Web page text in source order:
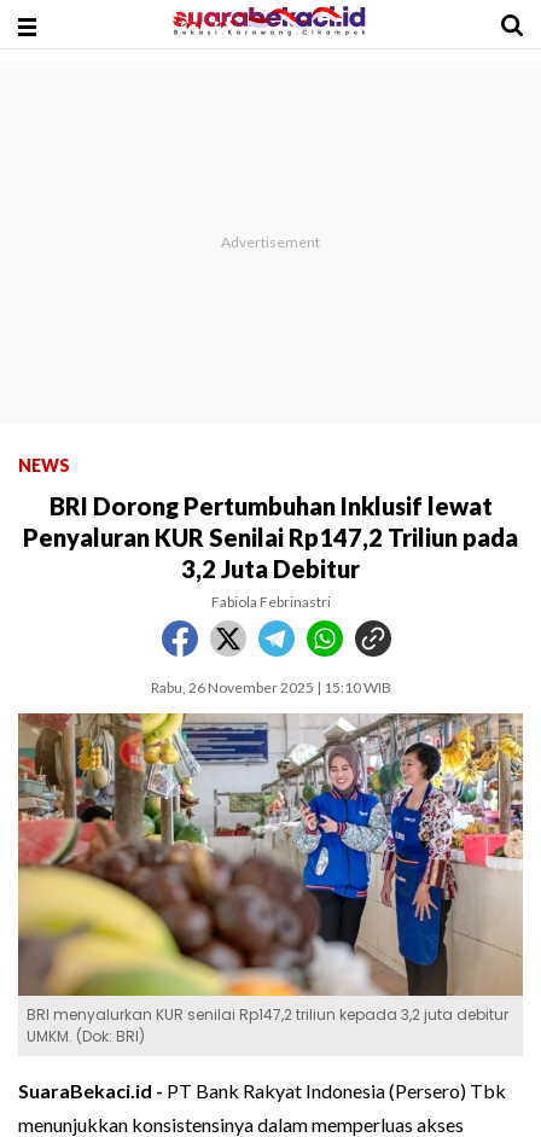
NEWS
BRI Dorong Pertumbuhan Inklusif lewat
Penyaluran KUR Senilai Rp147,2 Triliun pada
3,2 Juta Debitur
Fabiola Febrinastri
Rabu, 26 November 2025 | 15:10 WIB
BRI menyalurkan KUR senilai Rp147,2 triliun kepada 3,2 juta debitur
UMKM. (Dok: BRI)
SuaraBekaci.id - PT Bank Rakyat Indonesia (Persero) Tbk
menunjukkan konsistensinya dalam memperluas akses